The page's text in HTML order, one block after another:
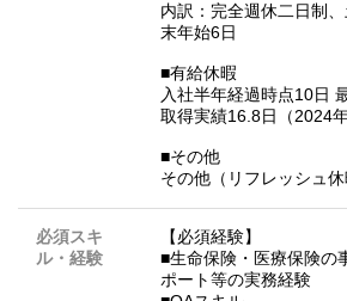
内訳：完全週休二日制
末年始6日
■有給休暇
入社半年経過時点10日
取得実績16.8日（2024年
■その他
その他（リフレッシュ
必須スキ
ル・経験
【必須経験】
■生命保険・医療保険の
ポート等の実務経験